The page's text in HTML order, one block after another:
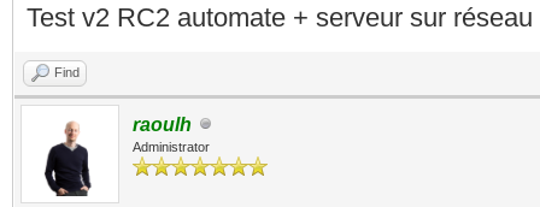
Test v2 RC2 automate + serveur sur
Find
raoulh
Administrator